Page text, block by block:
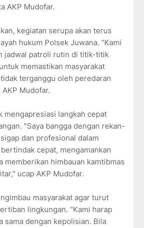
AKP Mudofar.
kegiatan serupa akan terus
hukum Polsek Juwana. "Kami
jadwal patroli rutin di titik-titik
memastikan masyarakat
terganggu oleh peredaran
Mudofar.
mengapresiasi langkah cepat
"Saya bangga dengan rekan-
dan profesional dalam
cepat, mengamankan
memberikan himbauan kamtibmas
ucap AKP Mudofar.
masyarakat agar turut
lingkungan. "Kami harap
sama dengan kepolisian. Bila